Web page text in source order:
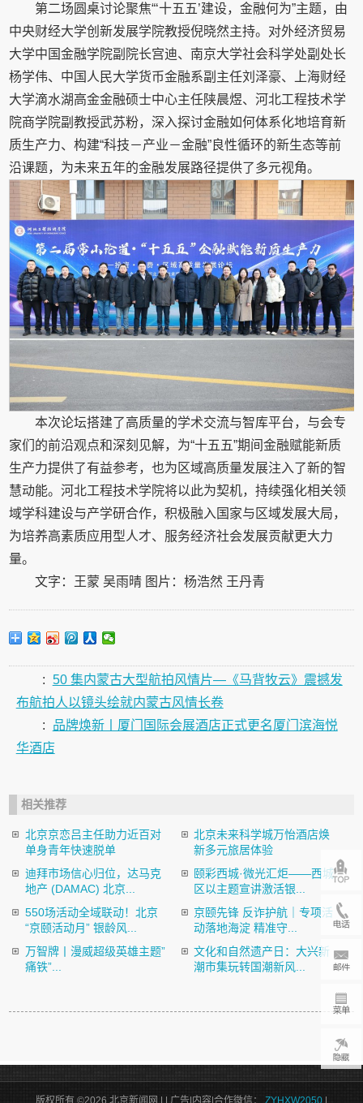
第二场圆桌讨论聚焦“‘十五五’建设，金融何为”主题，由
中央财经大学创新发展学院教授倪晓然主持。对外经济贸易
大学中国金融学院副院长宫迪、南京大学社会科学处副处长
杨学伟、中国人民大学货币金融系副主任刘泽豪、上海财经
大学滴水湖高金金融硕士中心主任陕晨煜、河北工程技术学
院商学院副教授武苏粉，深入探讨金融如何体系化地培育新
质生产力、构建“科技－产业－金融”良性循环的新生态等前
沿课题，为未来五年的金融发展路径提供了多元视角。
本次论坛搭建了高质量的学术交流与智库平台，与会专
家们的前沿观点和深刻见解，为“十五五”期间金融赋能新质
生产力提供了有益参考，也为区域高质量发展注入了新的智
慧动能。河北工程技术学院将以此为契机，持续强化相关领
域学科建设与产学研合作，积极融入国家与区域发展大局，
为培养高素质应用型人才、服务经济社会发展贡献更大力
量。
文字：王蒙 吴雨晴 图片：杨浩然 王丹青
: 50 集内蒙古大型航拍风情片—《马背牧云》震撼发
布航拍人以镜头绘就内蒙古风情长卷
:
品牌焕新丨厦门国际会展酒店正式更名厦门滨海悦
华酒店
相关推荐
北京京恋吕主任助力近百对
单身青年快速脱单
北京未来科学城万怡酒店焕
新多元旅居体验
迪拜市场信心归位，达马克
地产 (DAMAC) 北京...
颐彩西城·微光汇炬——西城
区以主题宣讲激活银...
550场活动全域联动！北京
“京颐活动月” 银龄风...
京颐先锋 反诈护航｜专项活
动落地海淀 精准守...
万智牌丨漫威超级英雄主题”
痛铁”...
文化和自然遗产日：大兴新
潮市集玩转国潮新风...
版权所有 ©2026 北京新闻网 | | 广告|内容|合作微信： ZYHXW2050 |